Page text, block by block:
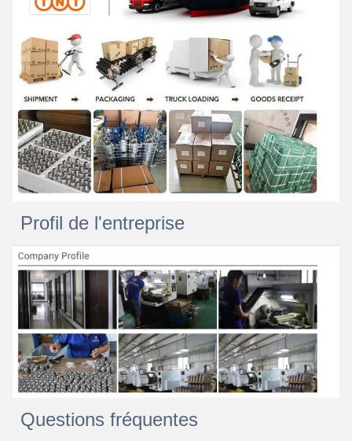
Profil de l'entreprise
Questions fréquentes